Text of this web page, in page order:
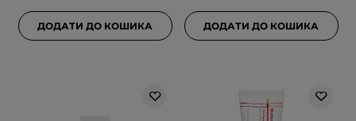
ДОДАТИ ДО КОШИКА ДОДАТИ ДО КОШИКА